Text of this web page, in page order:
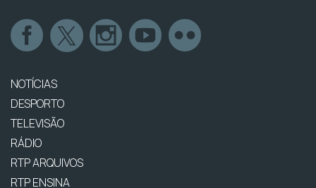
NOTÍCIAS
DESPORTO
TELEVISÃO
RÁDIO
RTP ARQUIVOS
RTP ENSINA